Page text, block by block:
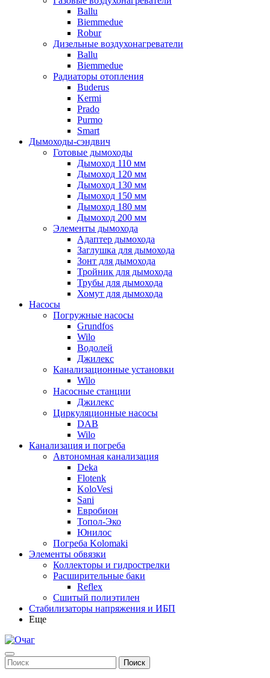
Ballu
Biemmedue
Robur
Дизельные воздухонагреватели
Ballu
Biemmedue
Радиаторы отопления
Buderus
Kermi
Prado
Purmo
Smart
Дымоходы-сэндвич
Готовые дымоходы
Дымоход 110 мм
Дымоход 120 мм
Дымоход 130 мм
Дымоход 150 мм
Дымоход 180 мм
Дымоход 200 мм
Элементы дымохода
Адаптер дымохода
Заглушка для дымохода
Зонт для дымохода
Тройник для дымохода
Трубы для дымохода
Хомут для дымохода
Насосы
Погружные насосы
Grundfos
Wilo
Водолей
Джилекс
Канализационные установки
Wilo
Насосные станции
Джилекс
Циркуляционные насосы
DAB
Wilo
Канализация и погреба
Автономная канализация
Deka
Flotenk
KoloVesi
Sani
Евробион
Топол-Эко
Юнилос
Погреба Kolomaki
Элементы обвязки
Коллекторы и гидрострелки
Расширительные баки
Reflex
Сшитый полиэтилен
Стабилизаторы напряжения и ИБП
Еще